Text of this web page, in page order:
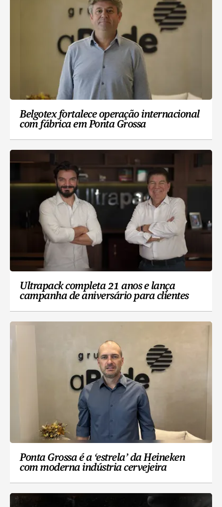
Belgotex fortalece operação internacional
com fábrica em Ponta Grossa
Ultrapack completa 21 anos e lança
campanha de aniversário para clientes
Ponta Grossa é a ‘estrela’ da Heineken
com moderna indústria cervejeira